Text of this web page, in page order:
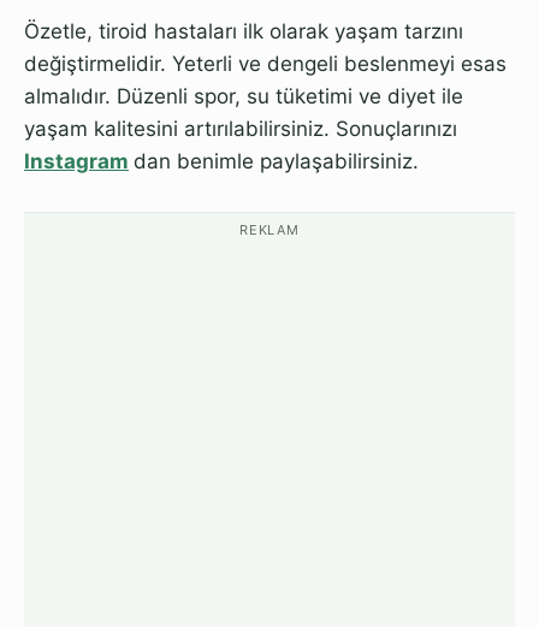
Özetle, tiroid hastaları ilk olarak yaşam tarzını
değiştirmelidir. Yeterli ve dengeli beslenmeyi esas
almalıdır. Düzenli spor, su tüketimi ve diyet ile
yaşam kalitesini artırılabilirsiniz. Sonuçlarınızı
Instagram dan benimle paylaşabilirsiniz.
REKLAM